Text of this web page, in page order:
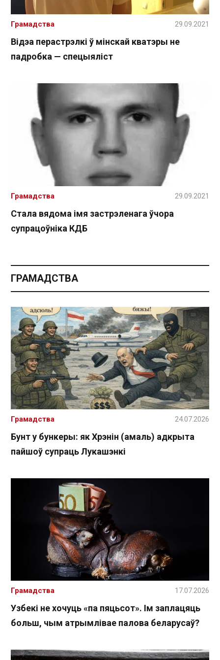
Відэа перастрэлкі ў мінскай кватэры не
падробка — спецыяліст
Грамадства 29.09.2021
Стала вядома імя застрэленага ўчора
супрацоўніка КДБ
Грамадства 29.09.2021
ГРАМАДСТВА
Бунт у бункеры: як Хрэнін (амаль) адкрыта
пайшоў супраць Лукашэнкі
Грамадства 24.07.2026
Узбекі не хочуць «па пяцьсот». Ім заплацяць
больш, чым атрымлівае палова беларусаў?
Грамадства 17.07.2026